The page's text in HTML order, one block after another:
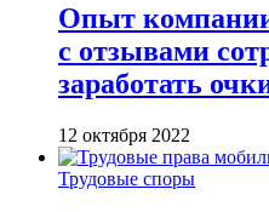
Опыт
с отзывами
заработать
12 октября 2022
Трудовые споры